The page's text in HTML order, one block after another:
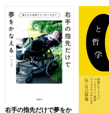
右手の指先だけで夢をか